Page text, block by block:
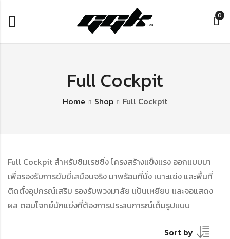
0
Full Cockpit
Home Shop Full Cockpit
Full Cockpit สำหรับซิมเรซซิ่ง โครงสร้างแข็งแรง ออกแบบมา
เพื่อรองรับการขับขี่เสมือนจริง มาพร้อมที่นั่ง เบาะแข่ง และพื้นที่
ติดตั้งอุปกรณ์เสริม รองรับพวงมาลัย แป้นเหยียบ และจอแสดง
ผล ตอบโจทย์นักแข่งที่ต้องการประสบการณ์เต็มรูปแบบ
Sort by